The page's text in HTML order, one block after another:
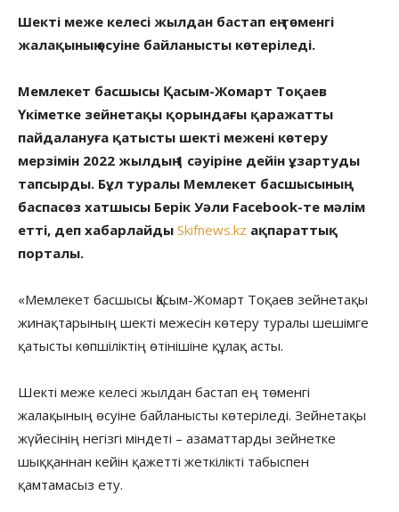
Шекті меже келесі жылдан бастап ең төменгі
жалақының өсуіне байланысты көтеріледі.
Мемлекет басшысы Қасым-Жомарт Тоқаев
Үкіметке зейнетақы қорындағы қаражатты
пайдалануға қатысты шекті межені көтеру
мерзімін 2022 жылдың 1 сәуіріне дейін ұзартуды
тапсырды. Бұл туралы Мемлекет басшысының
баспасөз хатшысы Берік Уәли Facebook-те мәлім
етті, деп хабарлайды Skifnews.kz ақпараттық
порталы.
«Мемлекет басшысы Қасым-Жомарт Тоқаев зейнетақы
жинақтарының шекті межесін көтеру туралы шешімге
қатысты көпшіліктің өтінішіне құлақ асты.
Шекті меже келесі жылдан бастап ең төменгі
жалақының өсуіне байланысты көтеріледі. Зейнетақы
жүйесінің негізгі міндеті – азаматтарды зейнетке
шыққаннан кейін қажетті жеткілікті табыспен
қамтамасыз ету.